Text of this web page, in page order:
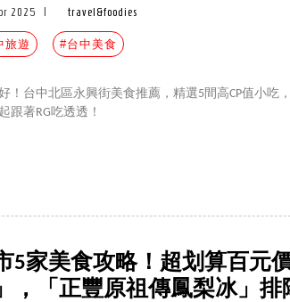
2025 travel&foodies
旅遊 #台中美食
！台中北區永興街美食推薦，精選5間高CP值小吃
跟著RG吃透透！
5家美食攻略！超划算百元
，「正豐原祖傳鳳梨冰」排